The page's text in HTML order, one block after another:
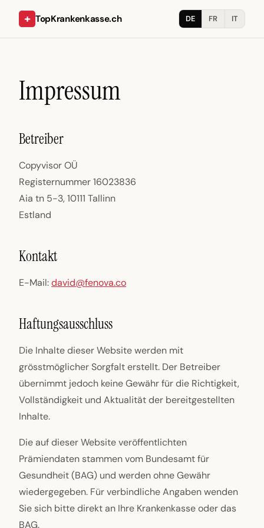
+ TopKrankenkasse.ch DE FR IT
Impressum
Betreiber
Copyvisor OÜ
Registernummer 16023836
Aia tn 5-3, 10111 Tallinn
Estland
Kontakt
E-Mail:david@fenova.co
Haftungsausschluss
Die Inhalte dieser Website werden mit
grösstmöglicher Sorgfalt erstellt. Der Betreiber
übernimmt jedoch keine Gewähr für die Richtigkeit,
Vollständigkeit und Aktualität der bereitgestellten
Inhalte.
Die auf dieser Website veröffentlichten
Prämiendaten stammen vom Bundesamt für
Gesundheit (BAG) und werden ohne Gewähr
wiedergegeben. Für verbindliche Angaben wenden
Sie sich bitte direkt an Ihre Krankenkasse oder das
BAG.